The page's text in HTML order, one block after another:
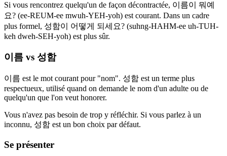
Si vous rencontrez quelqu'un de façon décontractée, 이름이 뭐예
요? (ee-REUM-ee mwuh-YEH-yoh) est courant. Dans un cadre
plus formel, 성함이 어떻게 되세요? (suhng-HAHM-ee uh-TUH-
keh dweh-SEH-yoh) est plus sûr.
이름 vs 성함
이름 est le mot courant pour "nom". 성함 est un terme plus
respectueux, utilisé quand on demande le nom d'un adulte ou de
quelqu'un que l'on veut honorer.
Vous n'avez pas besoin de trop y réfléchir. Si vous parlez à un
inconnu, 성함 est un bon choix par défaut.
Se présenter